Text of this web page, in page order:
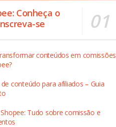
Conheça o
se
conteúdos em comissões
conteúdo para afiliados – Guia
Tudo sobre comissão e